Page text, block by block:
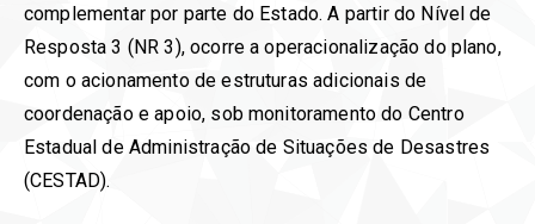
complementar por parte do Estado. A partir do Nível de
Resposta 3 (NR 3), ocorre a operacionalização do plano,
com o acionamento de estruturas adicionais de
coordenação e apoio, sob monitoramento do Centro
Estadual de Administração de Situações de Desastres
(CESTAD).